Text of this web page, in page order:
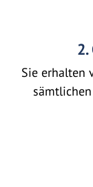
2.
Sie erhalten